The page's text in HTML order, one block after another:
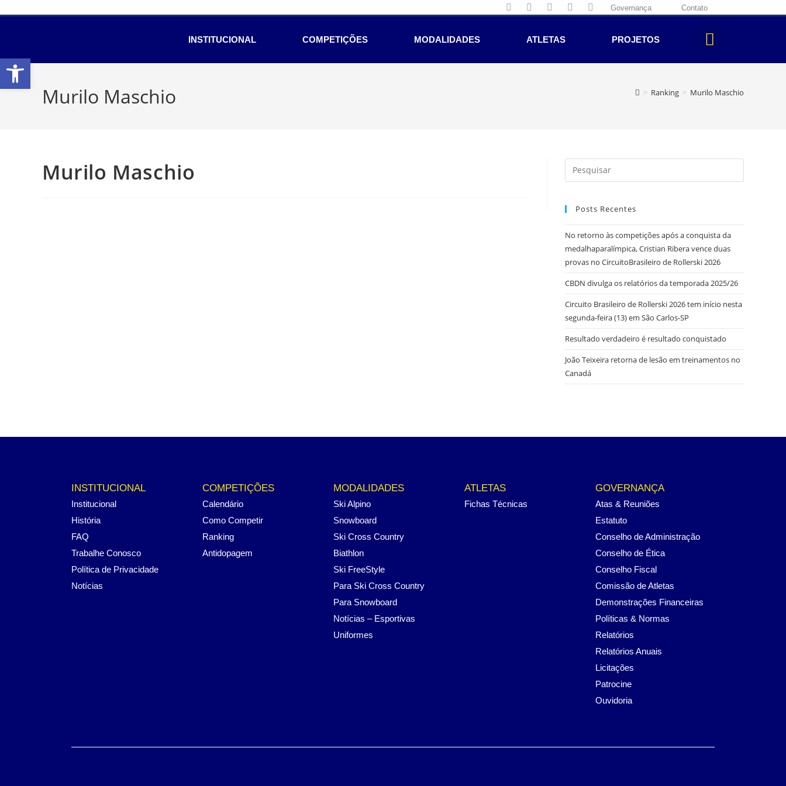
Governança Contato
INSTITUCIONAL COMPETIÇÕES MODALIDADES ATLETAS PROJETOS
Murilo Maschio > Ranking > Murilo Maschio
Murilo Maschio
Posts Recentes
No retorno às competições após a conquista da
medalhaparalímpica, Cristian Ribera vence duas
provas no CircuitoBrasileiro de Rollerski 2026
CBDN divulga os relatórios da temporada 2025/26
Circuito Brasileiro de Rollerski 2026 tem início nesta
segunda-feira (13) em São Carlos-SP
Resultado verdadeiro é resultado conquistado
João Teixeira retorna de lesão em treinamentos no
Canadá
INSTITUCIONAL
Institucional
História
FAQ
Trabalhe Conosco
Política de Privacidade
Notícias
COMPETIÇÕES
Calendário
Como Competir
Ranking
Antidopagem
MODALIDADES
Ski Alpino
Snowboard
Ski Cross Country
Biathlon
Ski FreeStyle
Para Ski Cross Country
Para Snowboard
Notícias – Esportivas
Uniformes
ATLETAS
Fichas Técnicas
GOVERNANÇA
Atas & Reuniões
Estatuto
Conselho de Administração
Conselho de Ética
Conselho Fiscal
Comissão de Atletas
Demonstrações Financeiras
Políticas & Normas
Relatórios
Relatórios Anuais
Licitações
Patrocine
Ouvidoria
Abrir a barra de ferramentas